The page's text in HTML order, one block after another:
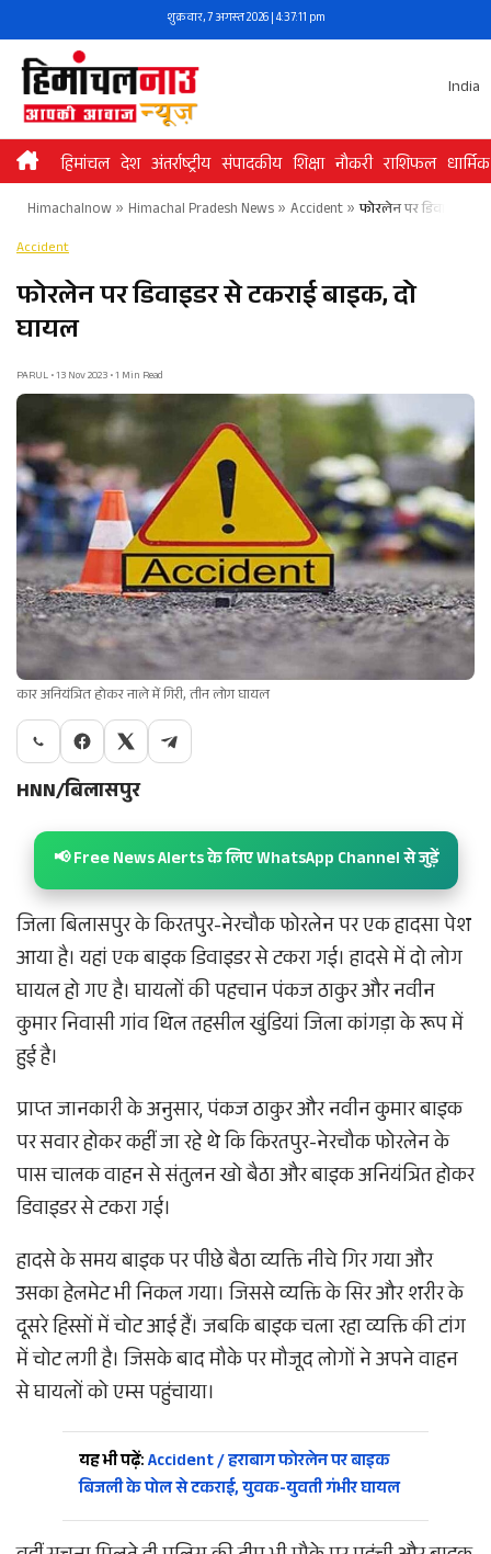
to
content
शुक्रवार, 7 अगस्त 2026 | 4:37:11 pm
India
हिमांचल देश अंतर्राष्ट्रीय संपादकीय शिक्षा नौकरी राशिफल धार्मिक
Himachalnow» Himachal Pradesh News» Accident» फोरलेन पर डिवाइडर से
Accident
फोरलेन पर डिवाइडर से टकराई बाइक, दो
घायल
PARUL • 13 Nov 2023 • 1 Min Read
कार अनियंत्रित होकर नाले में गिरी, तीन लोग घायल
HNN/बिलासपुर
📢 Free News Alerts के लिए WhatsApp Channel से जुड़ें
जिला बिलासपुर के किरतपुर-नेरचौक फोरलेन पर एक हादसा पेश
आया है। यहां एक बाइक डिवाइडर से टकरा गई। हादसे में दो लोग
घायल हो गए है। घायलों की पहचान पंकज ठाकुर और नवीन
कुमार निवासी गांव थिल तहसील खुंडियां जिला कांगड़ा के रूप में
हुई है।
प्राप्त जानकारी के अनुसार, पंकज ठाकुर और नवीन कुमार बाइक
पर सवार होकर कहीं जा रहे थे कि किरतपुर-नेरचौक फोरलेन के
पास चालक वाहन से संतुलन खो बैठा और बाइक अनियंत्रित होकर
डिवाइडर से टकरा गई।
हादसे के समय बाइक पर पीछे बैठा व्यक्ति नीचे गिर गया और
उसका हेलमेट भी निकल गया। जिससे व्यक्ति के सिर और शरीर के
दूसरे हिस्सों में चोट आई हैं। जबकि बाइक चला रहा व्यक्ति की टांग
में चोट लगी है। जिसके बाद मौके पर मौजूद लोगों ने अपने वाहन
से घायलों को एम्स पहुंचाया।
यह भी पढ़ें:Accident / हराबाग फोरलेन पर बाइक
बिजली के पोल से टकराई, युवक-युवती गंभीर घायल